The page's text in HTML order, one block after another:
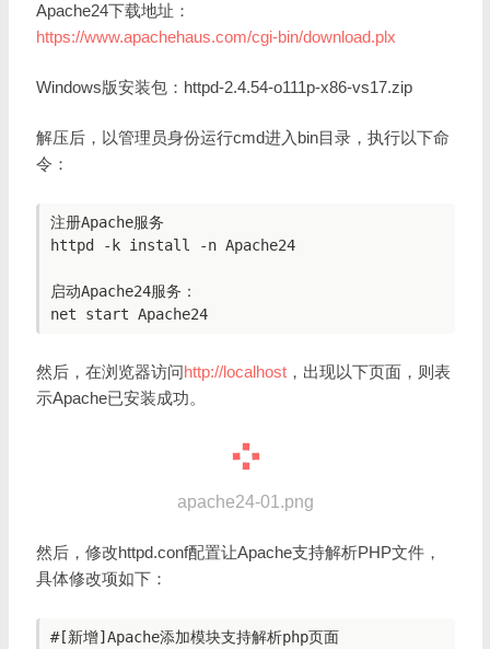
Apache24下载地址：
https://www.apachehaus.com/cgi-bin/download.plx
Windows版安装包：httpd-2.4.54-o111p-x86-vs17.zip
解压后，以管理员身份运行cmd进入bin目录，执行以下命
令：
注册Apache服务
httpd -k install -n Apache24
启动Apache24服务：
然后，在浏览器访问http://localhost ，出现以下页面，则表
示Apache已安装成功。
apache24-01.png
然后，修改httpd.conf配置让Apache支持解析PHP文件，
具体修改项如下：
#[新增]Apache添加模块支持解析php页面